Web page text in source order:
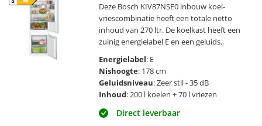
Deze Bosch KIV87NSE0 inbouw koel-
vriescombinatie heeft een totale netto
inhoud van 270 ltr. De koelkast heeft een
zuinig energielabel E en een geluids..
Energielabel: E
Nishoogte: 178 cm
Geluidsniveau: Zeer stil - 35 dB
Inhoud: 200 l koelen + 70 l vriezen
Direct leverbaar